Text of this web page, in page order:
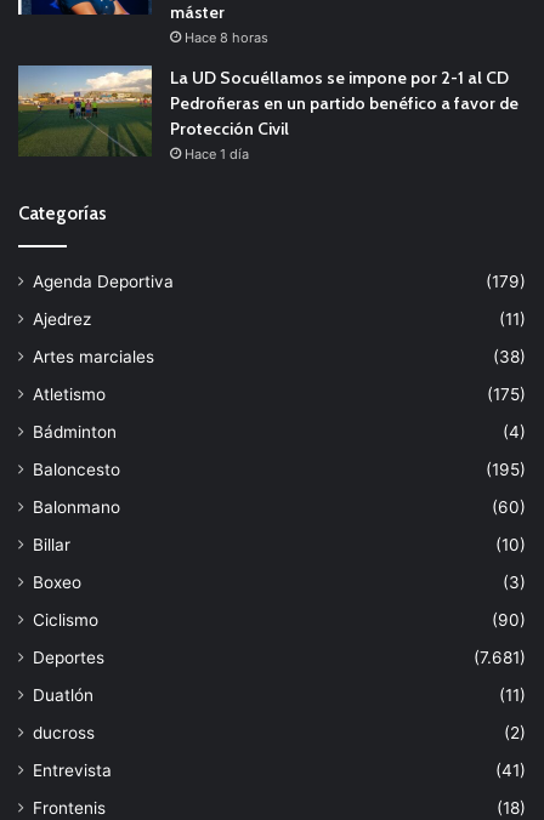
máster
Hace 8 horas
La UD Socuéllamos se impone por 2-1 al CD
Pedroñeras en un partido benéfico a favor de
Protección Civil
Hace 1 día
Categorías
Agenda Deportiva
(179)
Ajedrez
(11)
Artes marciales
(38)
Atletismo
(175)
Bádminton
(4)
Baloncesto
(195)
Balonmano
(60)
Billar
(10)
Boxeo
(3)
Ciclismo
(90)
Deportes
(7.681)
Duatlón
(11)
ducross
(2)
Entrevista
(41)
Frontenis
(18)